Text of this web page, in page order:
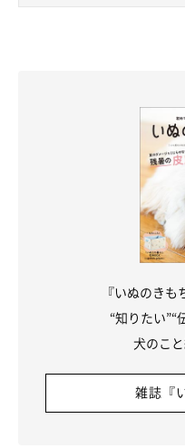
「予防接種などのために定
初のうちは人なつっこい性
という感じで
『いぬのき
“知りたい”“
犬のこ
雑誌『